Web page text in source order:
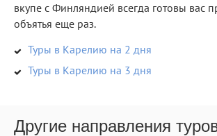
вкупе с Финляндией всегда готовы вас
объятья еще раз.
Туры в Карелию на 2 дня
Туры в Карелию на 3 дня
Другие направления